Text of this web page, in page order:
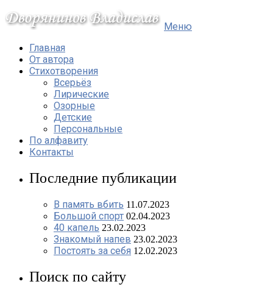
Меню
Главная
От автора
Стихотворения
Всерьёз
Лирические
Озорные
Детские
Персональные
По алфавиту
Контакты
Последние публикации
В память вбить 11.07.2023
Большой спорт 02.04.2023
40 капель 23.02.2023
Знакомый напев 23.02.2023
Постоять за себя 12.02.2023
Поиск по сайту